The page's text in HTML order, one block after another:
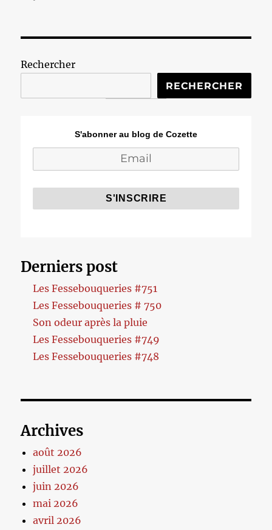
Rechercher
RECHERCHER
S'abonner au blog de Cozette
Derniers post
Les Fessebouqueries #751
Les Fessebouqueries # 750
Son odeur après la pluie
Les Fessebouqueries #749
Les Fessebouqueries #748
Archives
août 2026
juillet 2026
juin 2026
mai 2026
avril 2026